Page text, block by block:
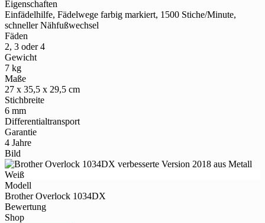
Eigenschaften
Einfädelhilfe, Fädelwege farbig markiert, 1500 Stiche/Minute,
schneller Nähfußwechsel
Fäden
2, 3 oder 4
Gewicht
7 kg
Maße
27 x 35,5 x 29,5 cm
Stichbreite
6 mm
Differentialtransport
Garantie
4 Jahre
Bild
Modell
Brother Overlock 1034DX
Bewertung
Shop